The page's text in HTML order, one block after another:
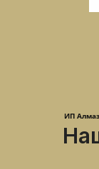
ИП